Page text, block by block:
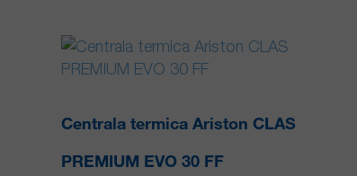
Centrala termica Ariston CLAS
PREMIUM EVO 30 FF